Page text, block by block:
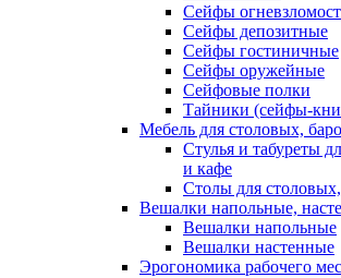
Сейфы
Сейфы депозитные
Сейфы гостиничные
Сейфы оружейные
Сейфовые полки
Тайники (сейфы-
Мебель для столовых,
Стулья и табуреты
и кафе
Столы для
Вешалки напольные,
Вешалки напольные
Вешалки настенные
Эрогономика рабочего